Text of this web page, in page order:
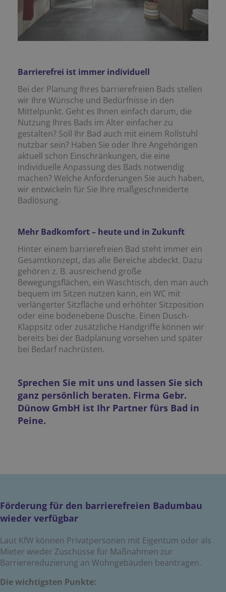
Barrierefrei ist immer individuell
Bei der Planung Ihres barrierefreien Bads stellen
wir Ihre Wünsche und Bedürfnisse in den
Mittelpunkt. Geht es Ihnen einfach darum, die
Nutzung Ihres Bads im Alter einfacher zu
gestalten? Soll Ihr Bad auch mit einem Rollstuhl
nutzbar sein? Haben Sie oder Ihre Angehörigen
aktuell schon Einschränkungen, die eine
individuelle Anpassung des Bads notwendig
machen? Welche Anforderungen Sie auch haben,
wir entwickeln für Sie Ihre maßgeschneiderte
Badlösung.
Mehr Badkomfort – heute und in Zukunft
Hinter einem barrierefreien Bad steht immer ein
Gesamtkonzept, das alle Bereiche abdeckt. Dazu
gehören z. B. ausreichend große
Bewegungsflächen, ein Waschtisch, den man auch
bequem im Sitzen nutzen kann, ein WC mit
verlängerter Sitzfläche und erhöhter Sitzposition
oder eine bodenebene Dusche. Einen Dusch-
Klappsitz oder zusätzliche Handgriffe können wir
bereits bei der Badplanung vorsehen und später
bei Bedarf nachrüsten.
Sprechen Sie mit uns und lassen Sie sich
ganz persönlich beraten. Firma Gebr.
Dünow GmbH ist Ihr Partner fürs Bad in
Peine.
Förderung für den barrierefreien Badumbau
wieder verfügbar
Laut KfW können Privatpersonen mit Eigentum oder als
Mieter wieder Zuschüsse für Maßnahmen zur
Barrierereduzierung an Wohngebäuden beantragen.
Die wichtigsten Punkte: